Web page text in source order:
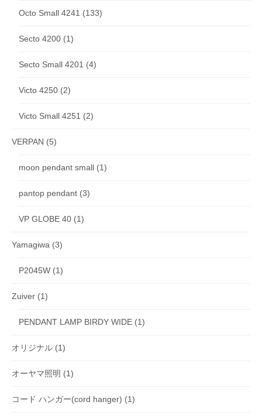
Octo Small 4241 (133)
Secto 4200 (1)
Secto Small 4201 (4)
Victo 4250 (2)
Victo Small 4251 (2)
VERPAN (5)
moon pendant small (1)
pantop pendant (3)
VP GLOBE 40 (1)
Yamagiwa (3)
P2045W (1)
Zuiver (1)
PENDANT LAMP BIRDY WIDE (1)
オリジナル (1)
オーヤマ照明 (1)
コード ハンガー(cord hanger) (1)